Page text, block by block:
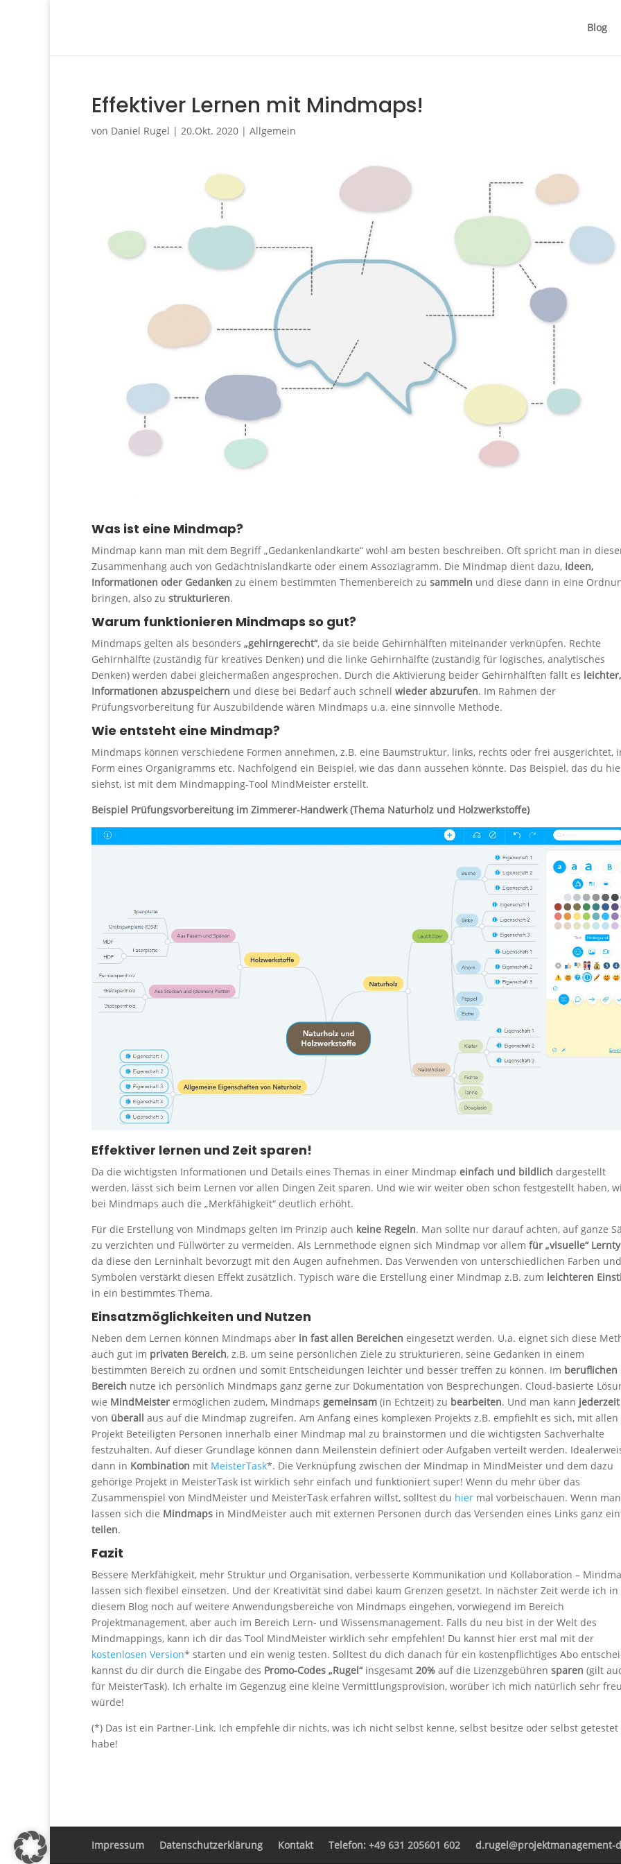
Blog
Effektiver Lernen mit Mindmaps!
von Daniel Rugel | 20.Okt. 2020 | Allgemein
Was ist eine Mindmap?
Mindmap kann man mit dem Begriff „Gedankenlandkarte“ wohl am besten beschreiben. Oft spricht man in
Zusammenhang auch von Gedächtnislandkarte oder einem Assoziagramm. Die Mindmap dient dazu, Ideen,
Informationen oder Gedanken zu einem bestimmten Themenbereich zu sammeln und diese dann in eine
bringen, also zu strukturieren.
Warum funktionieren Mindmaps so gut?
Mindmaps gelten als besonders „gehirngerecht“, da sie beide Gehirnhälften miteinander verknüpfen. Rechte
Gehirnhälfte (zuständig für kreatives Denken) und die linke Gehirnhälfte (zuständig für logisches, analytisches
Denken) werden dabei gleichermaßen angesprochen. Durch die Aktivierung beider Gehirnhälften fällt es leichter,
Informationen abzuspeichern und diese bei Bedarf auch schnell wieder abzurufen. Im Rahmen der
Prüfungsvorbereitung für Auszubildende wären Mindmaps u.a. eine sinnvolle Methode.
Wie entsteht eine Mindmap?
Mindmaps können verschiedene Formen annehmen, z.B. eine Baumstruktur, links, rechts oder frei ausgerichtet,
Form eines Organigramms etc. Nachfolgend ein Beispiel, wie das dann aussehen könnte. Das Beispiel, das du
siehst, ist mit dem Mindmapping-Tool MindMeister erstellt.
Beispiel Prüfungsvorbereitung im Zimmerer-Handwerk (Thema Naturholz und Holzwerkstoffe)
Effektiver lernen und Zeit sparen!
Da die wichtigsten Informationen und Details eines Themas in einer Mindmap einfach und bildlich dargestellt
werden, lässt sich beim Lernen vor allen Dingen Zeit sparen. Und wie wir weiter oben schon festgestellt haben,
bei Mindmaps auch die „Merkfähigkeit“ deutlich erhöht.
Für die Erstellung von Mindmaps gelten im Prinzip auch keine Regeln. Man sollte nur darauf achten, auf ganze
zu verzichten und Füllwörter zu vermeiden. Als Lernmethode eignen sich Mindmap vor allem für „visuelle“
da diese den Lerninhalt bevorzugt mit den Augen aufnehmen. Das Verwenden von unterschiedlichen Farben und
Symbolen verstärkt diesen Effekt zusätzlich. Typisch wäre die Erstellung einer Mindmap z.B. zum leichteren
in ein bestimmtes Thema.
Einsatzmöglichkeiten und Nutzen
Neben dem Lernen können Mindmaps aber in fast allen Bereichen eingesetzt werden. U.a. eignet sich diese
auch gut im privaten Bereich, z.B. um seine persönlichen Ziele zu strukturieren, seine Gedanken in einem
bestimmten Bereich zu ordnen und somit Entscheidungen leichter und besser treffen zu können. Im beruflichen
Bereich nutze ich persönlich Mindmaps ganz gerne zur Dokumentation von Besprechungen. Cloud-basierte
wie MindMeister ermöglichen zudem, Mindmaps gemeinsam (in Echtzeit) zu bearbeiten. Und man kann jederzeit
von überall aus auf die Mindmap zugreifen. Am Anfang eines komplexen Projekts z.B. empfiehlt es sich, mit allen
Projekt Beteiligten Personen innerhalb einer Mindmap mal zu brainstormen und die wichtigsten Sachverhalte
festzuhalten. Auf dieser Grundlage können dann Meilenstein definiert oder Aufgaben verteilt werden.
dann in Kombination mit MeisterTask*. Die Verknüpfung zwischen der Mindmap in MindMeister und dem dazu
gehörige Projekt in MeisterTask ist wirklich sehr einfach und funktioniert super! Wenn du mehr über das
Zusammenspiel von MindMeister und MeisterTask erfahren willst, solltest du hier mal vorbeischauen. Wenn
lassen sich die Mindmaps in MindMeister auch mit externen Personen durch das Versenden eines Links ganz
teilen.
Fazit
Bessere Merkfähigkeit, mehr Struktur und Organisation, verbesserte Kommunikation und Kollaboration –
lassen sich flexibel einsetzen. Und der Kreativität sind dabei kaum Grenzen gesetzt. In nächster Zeit werde ich in
diesem Blog noch auf weitere Anwendungsbereiche von Mindmaps eingehen, vorwiegend im Bereich
Projektmanagement, aber auch im Bereich Lern- und Wissensmanagement. Falls du neu bist in der Welt des
Mindmappings, kann ich dir das Tool MindMeister wirklich sehr empfehlen! Du kannst hier erst mal mit der
kostenlosen Version* starten und ein wenig testen. Solltest du dich danach für ein kostenpflichtiges Abo
kannst du dir durch die Eingabe des Promo-Codes „Rugel“insgesamt 20% auf die Lizenzgebühren sparen (gilt
für MeisterTask). Ich erhalte im Gegenzug eine kleine Vermittlungsprovision, worüber ich mich natürlich sehr
würde!
(*) Das ist ein Partner-Link. Ich empfehle dir nichts, was ich nicht selbst kenne, selbst besitze oder selbst getestet
habe!
Impressum Datenschutzerklärung Kontakt Telefon: +49 631 205601 602 d.rugel@projektmanagement-